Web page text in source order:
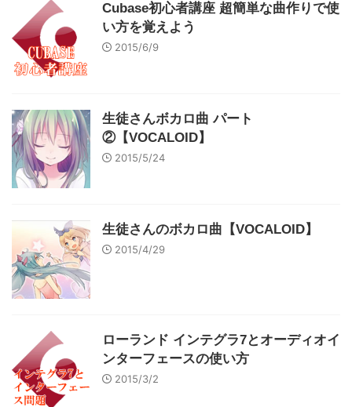
Cubase初心者講座 超簡単な曲作りで使
い方を覚えよう
2015/6/9
生徒さんボカロ曲 パート
②【VOCALOID】
2015/5/24
生徒さんのボカロ曲【VOCALOID】
2015/4/29
ローランド インテグラ7とオーディオイ
ンターフェースの使い方
2015/3/2